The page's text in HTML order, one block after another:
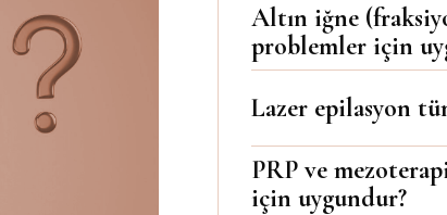
Altın iğne
problemler için
Lazer epilasyon
PRP ve
için uygundur?